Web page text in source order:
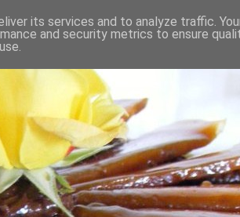
its services and to analyze traffic.
and security metrics to ensure